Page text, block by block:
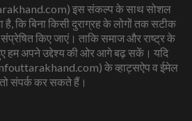
इस संकल्प के साथ सोशल
है, कि बिना किसी दुराग्रह के लोगों तक सटीक
किए जाएं। ताकि समाज और राष्ट्र के
हम अपने उद्देश्य की ओर आगे बढ़ सकें। यदि
के व्हाट्सऐप व ईमेल
संपर्क कर सकते हैं।